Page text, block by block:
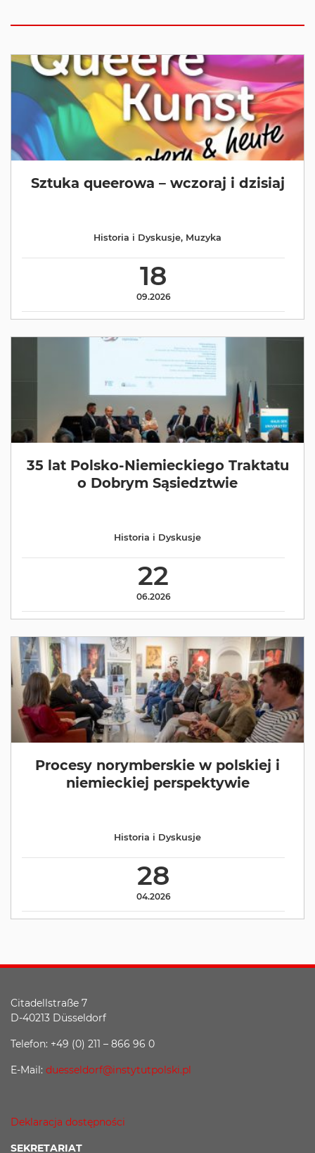
Sztuka queerowa – wczoraj i dzisiaj
18
09.2026
Historia i Dyskusje, Muzyka
35 lat Polsko-Niemieckiego Traktatu
o Dobrym Sąsiedztwie
22
06.2026
Historia i Dyskusje
Procesy norymberskie w polskiej i
niemieckiej perspektywie
28
04.2026
Historia i Dyskusje
Citadellstraße 7
D-40213 Düsseldorf
Telefon: +49 (0) 211 – 866 96 0
E-Mail: duesseldorf@instytutpolski.pl
Deklaracja dostępności
SEKRETARIAT